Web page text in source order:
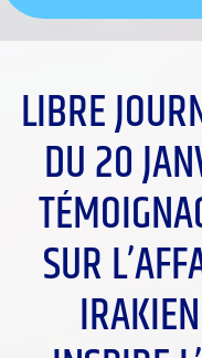
LIBRE
DU 20
SUR